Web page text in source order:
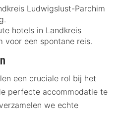
Ludwigslust-Parchim
hotels in Landkreis
voor een spontane reis.
een cruciale rol bij het
perfecte accommodatie te
we echte